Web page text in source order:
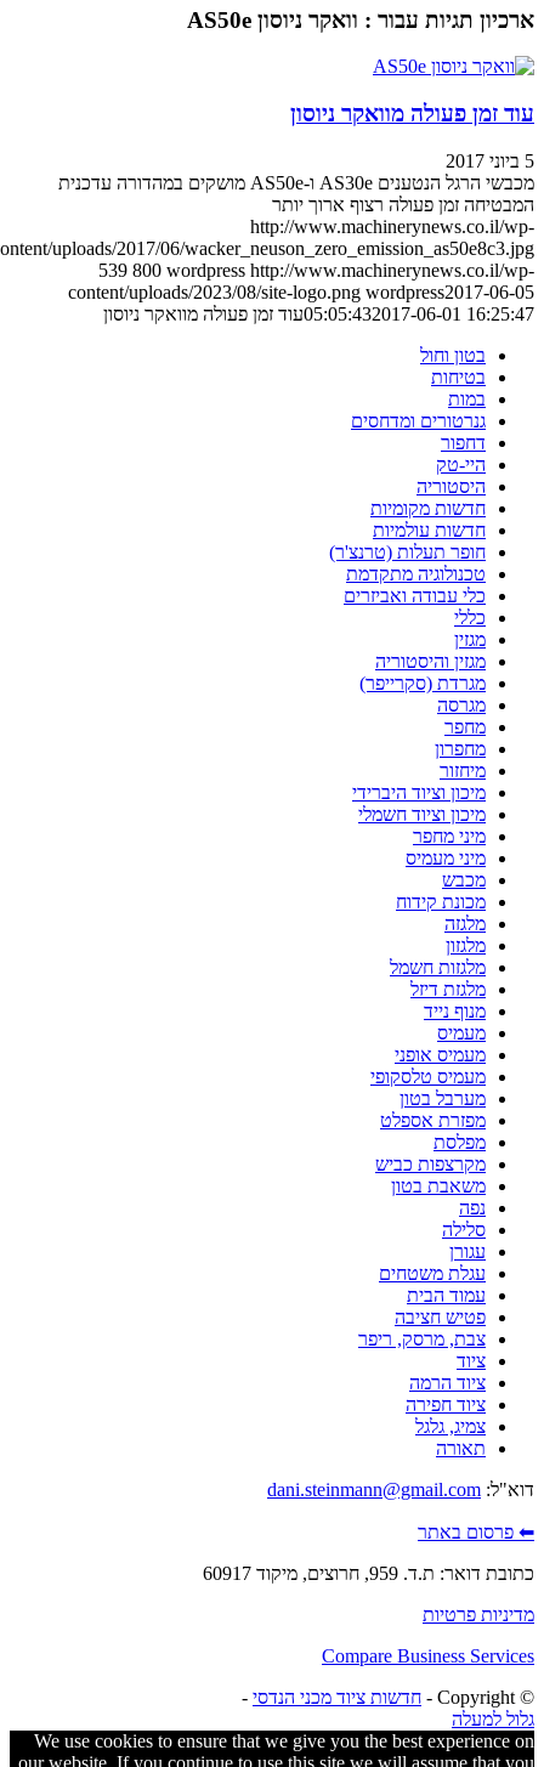
ארכיון תגיות עבור :וואקר ניוסון AS50e
עוד זמן פעולה מוואקר ניוסון
5 ביוני 2017
מכבשי הרגל הנטענים AS30e ו-AS50e מושקים במהדורה עדכנית
המבטיחה זמן פעולה רצוף ארוך יותר
http://www.machinerynews.co.il/wp-
content/uploads/2017/06/wacker_neuson_zero_emission_as50e8c3.jpg
539 800 wordpress http://www.machinerynews.co.il/wp-
content/uploads/2023/08/site-logo.png wordpress2017-06-05
05:05:432017-06-01 16:25:47
עוד זמן פעולה מוואקר ניוסון
בטון וחול
בטיחות
במות
גנרטורים ומדחסים
דחפור
היי-טק
היסטוריה
חדשות מקומיות
חדשות עולמיות
חופר תעלות (טרנצ'ר)
טכנולוגיה מתקדמת
כלי עבודה ואביזרים
כללי
מגזין
מגזין והיסטוריה
מגרדת (סקרייפר)
מגרסה
מחפר
מחפרון
מיחזור
מיכון וציוד היברידי
מיכון וציוד חשמלי
מיני מחפר
מיני מעמיס
מכבש
מכונת קידוח
מלגזה
מלגזון
מלגזות חשמל
מלגזת דיזל
מנוף נייד
מעמיס
מעמיס אופני
מעמיס טלסקופי
מערבל בטון
מפזרת אספלט
מפלסת
מקרצפות כביש
משאבת בטון
נפה
סלילה
עגורן
עגלת משטחים
עמוד הבית
פטיש חציבה
צבת, מרסק, ריפר
ציוד
ציוד הרמה
ציוד חפירה
צמיג, גלגל
תאורה
דוא"ל:dani.steinmann@gmail.com
⬅ פרסום באתר
כתובת דואר: ת.ד. 959, חרוצים, מיקוד 60917
מדיניות פרטיות
Compare Business Services
© ‫Copyright -
חדשות ציוד מכני הנדסי-
גלול למעלה
We use cookies to ensure that we give you the best experience on
our website. If you continue to use this site we will assume that you